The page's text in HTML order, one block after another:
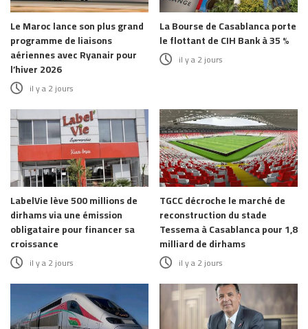
Le Maroc lance son plus grand
programme de liaisons
aériennes avec Ryanair pour
l’hiver 2026
il y a 2 jours
La Bourse de Casablanca porte
le flottant de CIH Bank à 35 %
il y a 2 jours
LabelVie lève 500 millions de
dirhams via une émission
obligataire pour financer sa
croissance
il y a 2 jours
TGCC décroche le marché de
reconstruction du stade
Tessema à Casablanca pour 1,8
milliard de dirhams
il y a 2 jours